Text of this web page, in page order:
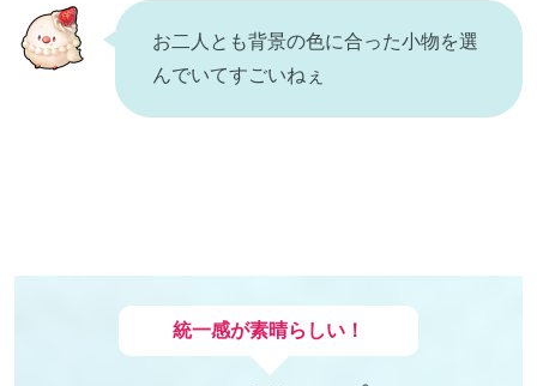
お二人とも背景の色に合った小物を選
んでいてすごいねぇ
統一感が素晴らしい！